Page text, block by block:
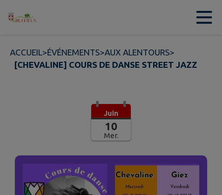
Contenu
ACCUEIL>ÉVÉNEMENTS>AUX ALENTOURS>
[CHEVALINE] COURS DE DANSE STREET JAZZ
Juin
10
Mer.